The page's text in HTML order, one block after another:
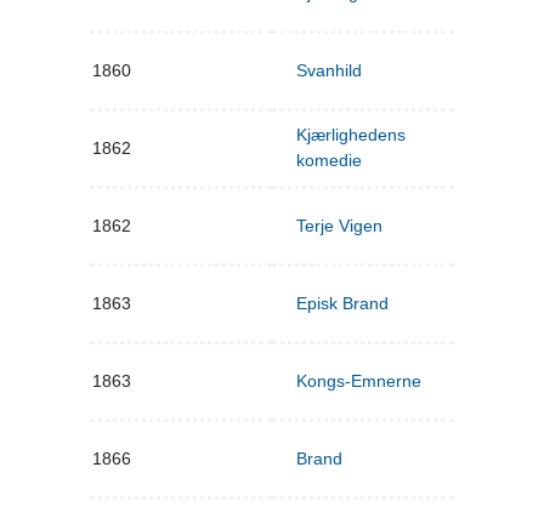
1860 Svanhild
1862
Kjærlighedens
komedie
1862 Terje Vigen
1863 Episk Brand
1863 Kongs-Emnerne
1866 Brand